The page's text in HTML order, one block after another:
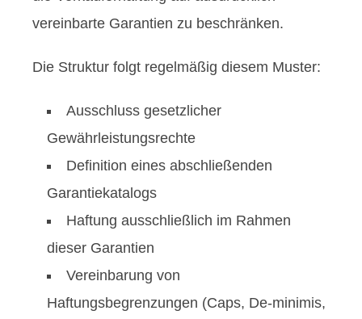
vereinbarte Garantien zu beschränken.
Die Struktur folgt regelmäßig diesem Muster:
Ausschluss gesetzlicher
Gewährleistungsrechte
Definition eines abschließenden
Garantiekatalogs
Haftung ausschließlich im Rahmen
dieser Garantien
Vereinbarung von
Haftungsbegrenzungen (Caps, De-minimis,